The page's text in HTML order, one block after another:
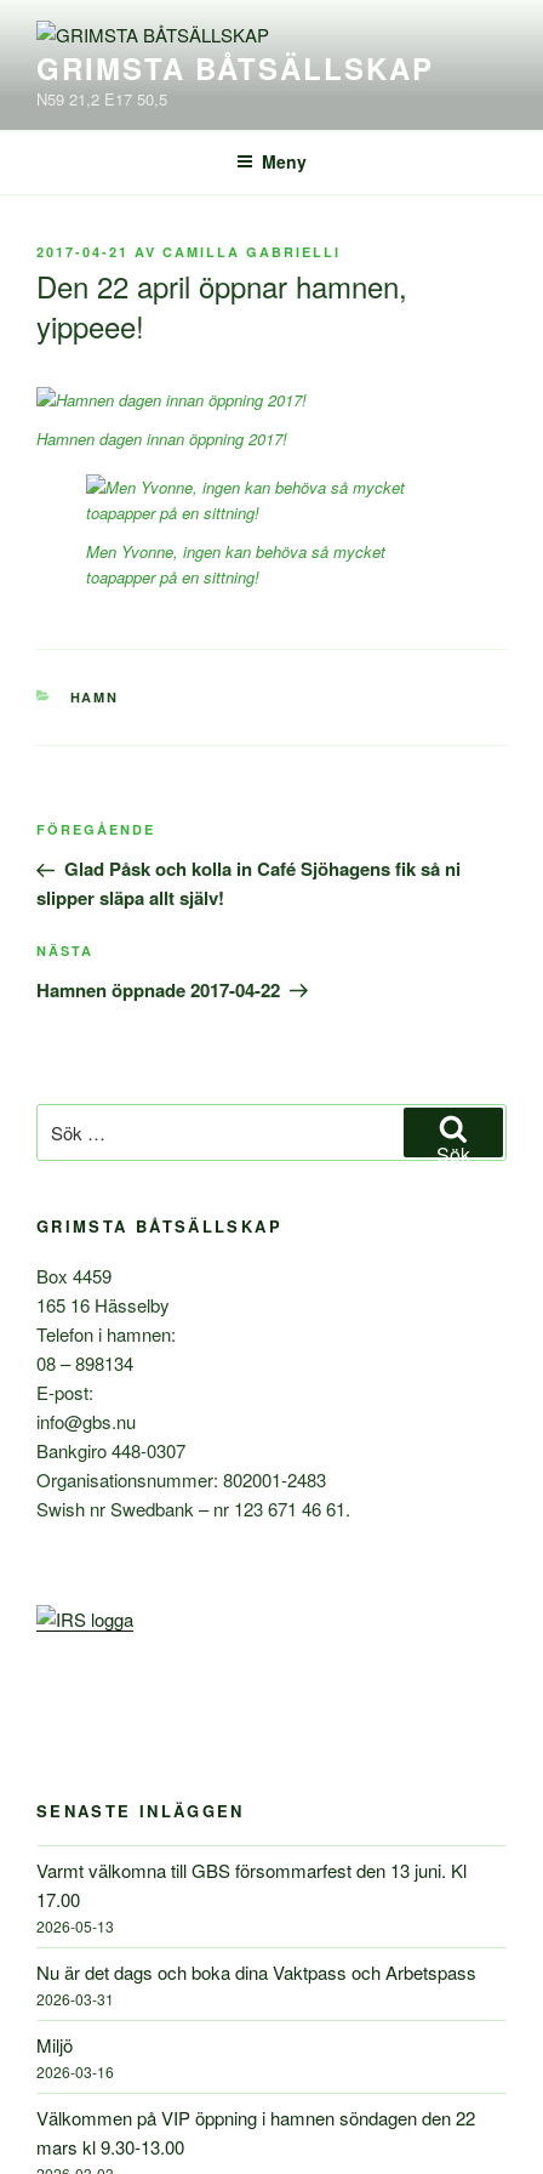
innehållGRIMSTA BÅTSÄLLSKAP
N59 21,2 E17 50,5
Meny
PUBLICERAT
2017-04-21 AV CAMILLA GABRIELLI
Den 22 april öppnar hamnen,
yippeee!
Hamnen dagen innan öppning 2017!
Men Yvonne, ingen kan behöva så mycket
toapapper på en sittning!
KATEGORIER
HAMN
Inläggsnavigering
Föregående
inlägg
FÖREGÅENDE
Glad Påsk och kolla in Café Sjöhagens fik så ni
slipper släpa allt själv!
Nästa
inlägg
NÄSTA
Hamnen öppnade 2017-04-22
efter:
Sök
GRIMSTA BÅTSÄLLSKAP
Box 4459
165 16 Hässelby
Telefon i hamnen:
08 – 898134
E-post:
info@gbs.nu
Bankgiro 448-0307
Organisationsnummer: 802001-2483
Swish nr Swedbank – nr 123 671 46 61.
SENASTE INLÄGGEN
Varmt välkomna till GBS försommarfest den 13 juni. Kl
17.00
2026-05-13
Nu är det dags och boka dina Vaktpass och Arbetspass
2026-03-31
Miljö
2026-03-16
Välkommen på VIP öppning i hamnen söndagen den 22
mars kl 9.30-13.00